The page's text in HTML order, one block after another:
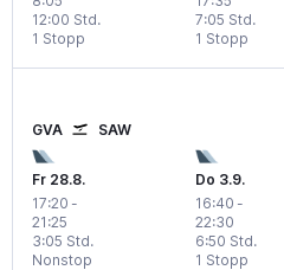
1 Stopp
12:00 Std.
1 Stopp
7:05 Std.
GVA SAW
Fr 28.8.
17:20 -
21:25
Nonstop
3:05 Std.
Do 3.9.
16:40 -
22:30
1 Stopp
6:50 Std.